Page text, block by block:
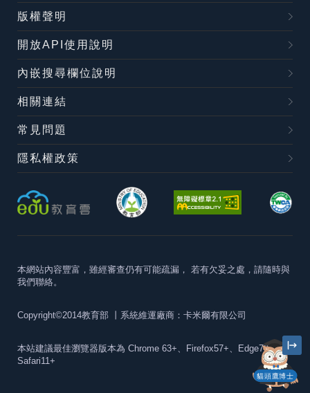
貓頭鷹博士
版權聲明
開放API使用說明
內嵌搜尋欄位說明
相關連結
常見問題
隱私權政策
本網站內容豐富，雖經審查仍有可能疏漏， 若有欠妥之處，請隨時與
我們聯絡。
Copyright©2014教育部 丨系統維運廠商：卡米爾有限公司
本站建議最佳瀏覽器版本為 Chrome 63+、Firefox57+、Edge79+及
Safari11+